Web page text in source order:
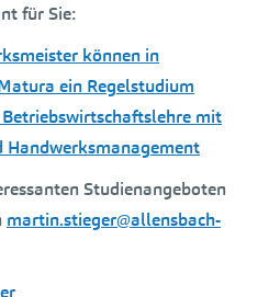
für Sie:
können in
ein Regelstudium
Betriebswirtschaftslehre mit
Handwerksmanagement
Studienangeboten
martin.stieger@allensbach-